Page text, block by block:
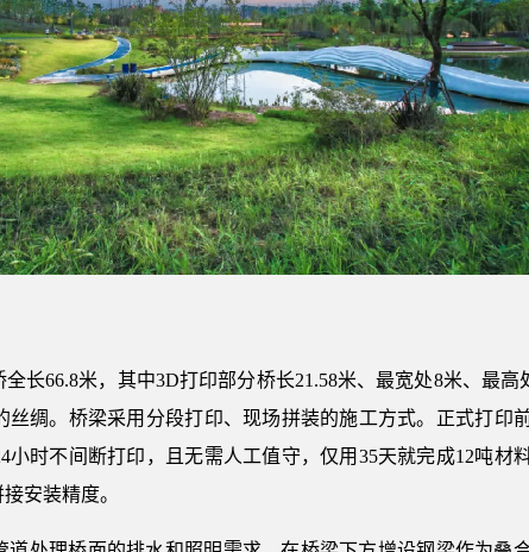
长66.8米，其中3D打印部分桥长21.58米、最宽处8米、最高
绸。桥梁采用分段打印、现场拼装的施工方式。正式打印
时不间断打印，且无需人工值守，仅用35天就完成12吨材
安装精度。